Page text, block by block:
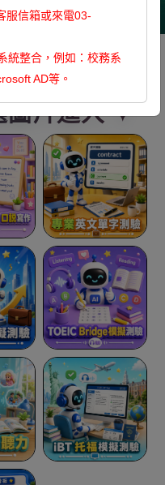
英文
說寫作
英文
單字文法
日文
圖片進入 ✦
服信箱或來電03-
統整合，例如：校務系
AD等。